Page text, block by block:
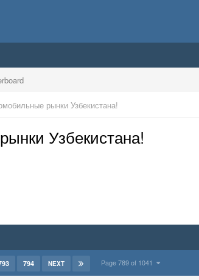
рынки Узбекистана!
Узбекистана!
794 NEXT Page 789 of 1041